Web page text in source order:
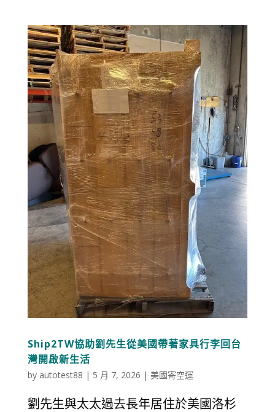
Ship2TW協助劉先生從美國帶著家具行李回台
灣開啟新生活
by autotest88 | 5 月 7, 2026 | 美國寄空運
劉先生與太太過去長年居住於美國洛杉